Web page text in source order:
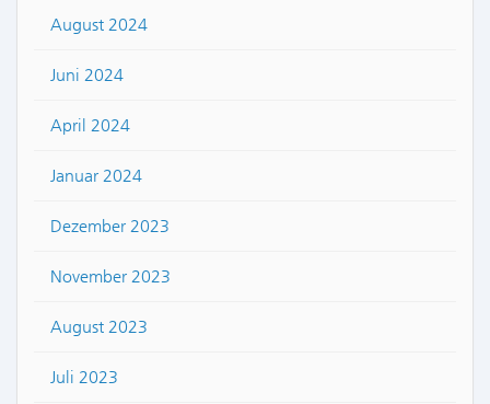
August 2024
Juni 2024
April 2024
Januar 2024
Dezember 2023
November 2023
August 2023
Juli 2023